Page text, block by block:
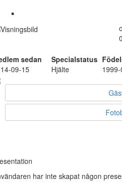
sedan Specialstatus
09-15
Hjälte
har inte skapat någon